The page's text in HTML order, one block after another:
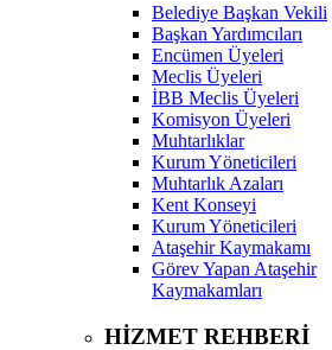
Belediye Başkan Vekili
Başkan Yardımcıları
Encümen Üyeleri
Meclis Üyeleri
İBB Meclis Üyeleri
Komisyon Üyeleri
Muhtarlıklar
Kurum Yöneticileri
Muhtarlık Azaları
Kent Konseyi
Kurum Yöneticileri
Ataşehir Kaymakamı
Görev Yapan Ataşehir
Kaymakamları
HİZMET REHBERİ